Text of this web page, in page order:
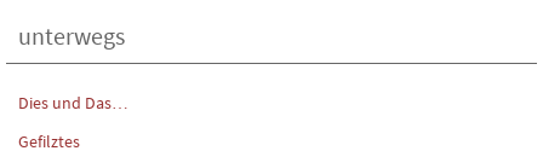
unterwegs
Dies und Das…
Gefilztes